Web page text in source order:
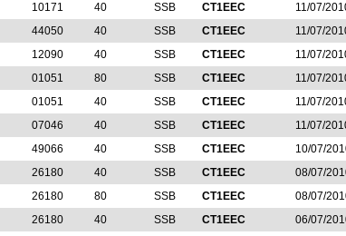
10171 40 SSB CT1EEC
11/07/
44050 40 SSB CT1EEC
11/07/
12090 40 SSB CT1EEC
11/07/
01051 80 SSB CT1EEC
11/07/
01051 40 SSB CT1EEC
11/07/
07046 40 SSB CT1EEC
11/07/
49066 40 SSB CT1EEC
10/07/
26180 40 SSB CT1EEC
08/07/
26180 80 SSB CT1EEC
08/07/
26180 40 SSB CT1EEC
06/07/